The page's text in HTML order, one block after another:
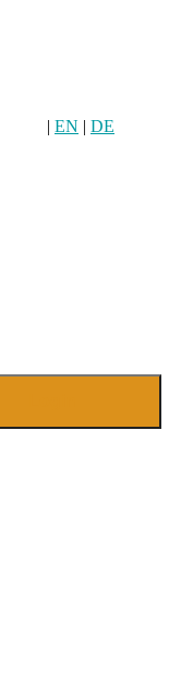
| EN | DE